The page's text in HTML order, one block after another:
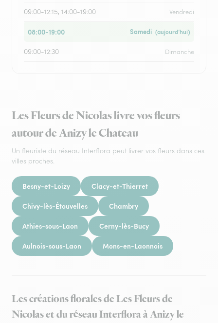
09:00-12:15, 14:00-19:00 Vendredi
08:00-19:00 Samedi (aujourd’hui)
09:00-12:30 Dimanche
Les Fleurs de Nicolas livre vos fleurs
autour de Anizy le Chateau
Un fleuriste du réseau Interflora peut livrer vos fleurs dans ces
villes proches.
Besny-et-Loizy Clacy-et-Thierret
Chivy-lès-Étouvelles Chambry
Athies-sous-Laon Cerny-lès-Bucy
Aulnois-sous-Laon Mons-en-Laonnois
Les créations florales de Les Fleurs de
Nicolas et du réseau Interflora à Anizy le